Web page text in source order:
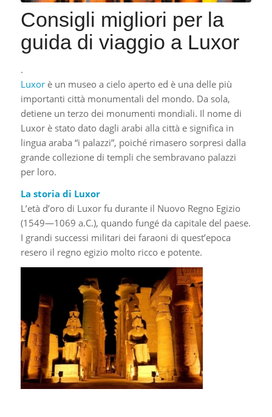
Consigli migliori per la
guida di viaggio a Luxor
.
Luxorè un museo a cielo aperto ed è una delle più
importanti città monumentali del mondo. Da sola,
detiene un terzo dei monumenti mondiali. Il nome di
Luxor è stato dato dagli arabi alla città e significa in
lingua araba “i palazzi”, poiché rimasero sorpresi dalla
grande collezione di templi che sembravano palazzi
per loro.
La storia di Luxor
L’età d’oro di Luxor fu durante il Nuovo Regno Egizio
(1549—1069 a.C.), quando fungé da capitale del paese.
I grandi successi militari dei faraoni di quest’epoca
resero il regno egizio molto ricco e potente.